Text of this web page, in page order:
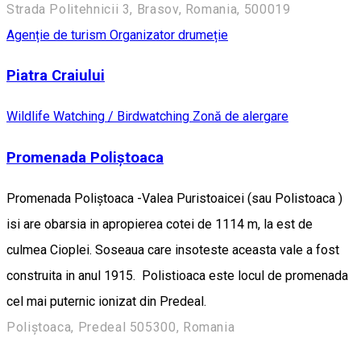
Strada Politehnicii 3, Brasov, Romania, 500019
Agenție de turism Organizator drumeție
Piatra Craiului
Wildlife Watching / Birdwatching Zonă de alergare
Promenada Poliștoaca
Promenada Poliștoaca -Valea Puristoaicei (sau Polistoaca )
isi are obarsia in apropierea cotei de 1114 m, la est de
culmea Cioplei. Soseaua care insoteste aceasta vale a fost
construita in anul 1915. Polistioaca este locul de promenada
cel mai puternic ionizat din Predeal.
Poliștoaca, Predeal 505300, Romania